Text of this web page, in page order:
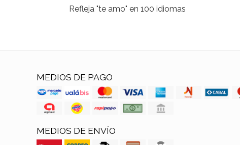
Refleja "te amo" en 100 idiomas
MEDIOS DE PAGO
MEDIOS DE ENVÍO